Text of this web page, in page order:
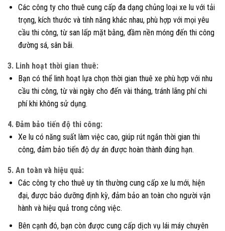
Các công ty cho thuê cung cấp đa dạng chủng loại xe lu với tải
trọng, kích thước và tính năng khác nhau, phù hợp với mọi yêu
cầu thi công, từ san lấp mặt bằng, đầm nền móng đến thi công
đường sá, sân bãi.
3. Linh hoạt thời gian thuê:
Bạn có thể linh hoạt lựa chọn thời gian thuê xe phù hợp với nhu
cầu thi công, từ vài ngày cho đến vài tháng, tránh lãng phí chi
phí khi không sử dụng.
4. Đảm bảo tiến độ thi công:
Xe lu có năng suất làm việc cao, giúp rút ngắn thời gian thi
công, đảm bảo tiến độ dự án được hoàn thành đúng hạn.
5. An toàn và hiệu quả:
Các công ty cho thuê uy tín thường cung cấp xe lu mới, hiện
đại, được bảo dưỡng định kỳ, đảm bảo an toàn cho người vận
hành và hiệu quả trong công việc.
Bên cạnh đó, bạn còn được cung cấp dịch vụ lái máy chuyên